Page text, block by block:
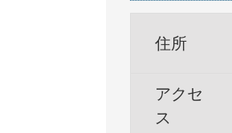
住所
アクセ
ス